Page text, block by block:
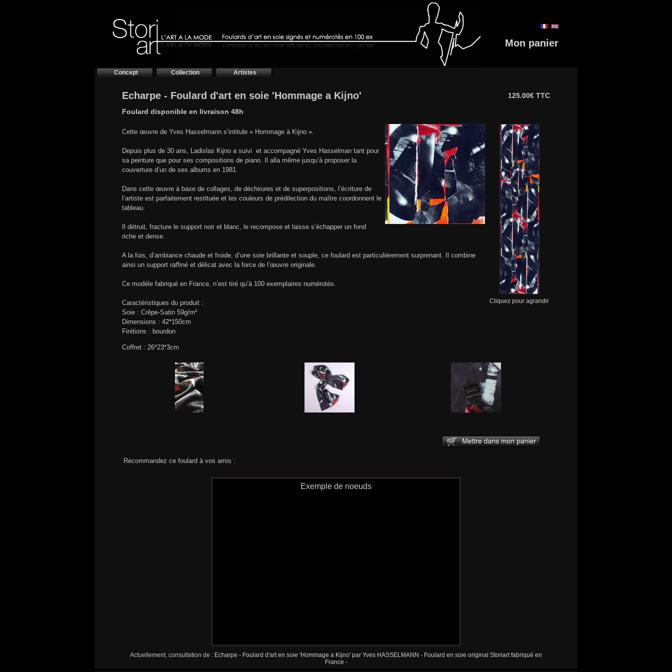
Mon panier
Concept Collection Artistes
Echarpe - Foulard d'art en soie 'Hommage a Kijno'
125.00€ TTC
Foulard disponible en livraison 48h
Cliquez pour agrandir
Cette œuvre de Yves Hasselmann s’intitule « Hommage à Kijno ».
Depuis plus de 30 ans, Ladislas Kijno a suivi et accompagné Yves Hasselman tant pour
sa peinture que pour ses compositions de piano. Il alla même jusqu’à proposer la
couverture d’un de ses albums en 1981.
Dans cette œuvre à base de collages, de déchirures et de superpositions, l’écriture de
l’artiste est parfaitement restituée et les couleurs de prédilection du maître coordonnent le
tableau.
Il détruit, fracture le support noir et blanc, le recompose et laisse s’échapper un fond
riche et dense.
A la fois, d’ambiance chaude et froide, d’une soie brillante et souple, ce foulard est particulièrement surprenant. Il combine
ainsi un support raffiné et délicat avec la force de l’œuvre originale.
Ce modèle fabriqué en France, n’est tiré qu’à 100 exemplaires numérotés.
Caractéristiques du produit :
Soie : Crêpe-Satin 59g/m²
Dimensions : 42*150cm
Finitions : bourdon
Coffret : 26*23*3cm
Recommandez ce foulard à vos amis :
Exemple de noeuds
Actuellement, consultation de : Echarpe - Foulard d'art en soie 'Hommage a Kijno' par Yves HASSELMANN - Foulard en soie original Storiart fabriqué en
France -